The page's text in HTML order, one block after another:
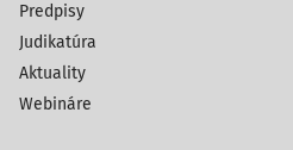
Predpisy
Judikatúra
Aktuality
Webináre